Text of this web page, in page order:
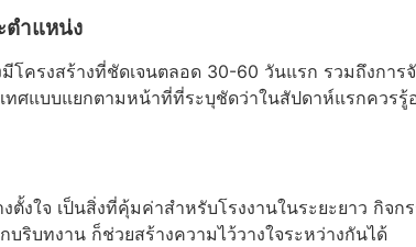
ตำแหน่ง
ครงสร้างที่ชัดเจนตลอด 30-60 วันแรก รวมถึงก
แบบแยกตามหน้าที่ที่ระบุชัดว่าในสัปดาห์แรกควรรู้
ใจ เป็นสิ่งที่คุ้มค่าสำหรับโรงงานในระยะยาว กิจ
บทงาน ก็ช่วยสร้างความไว้วางใจระหว่างกันได้